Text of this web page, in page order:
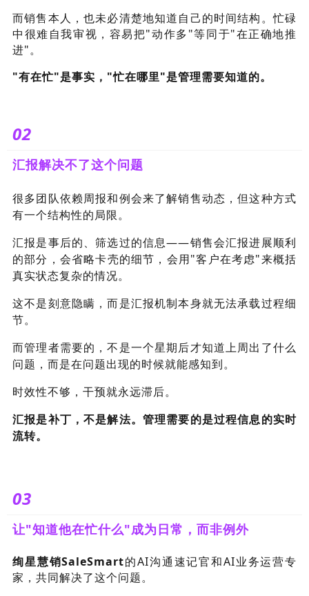
而销售本人，也未必清楚地知道自己的时间结构。忙碌
中很难自我审视，容易把"动作多"等同于"在正确地推
进"。
"有在忙"是事实，"忙在哪里"是管理需要知道的。
02
汇报解决不了这个问题
很多团队依赖周报和例会来了解销售动态，但这种方式
有一个结构性的局限。
汇报是事后的、筛选过的信息——销售会汇报进展顺利
的部分，会省略卡壳的细节，会用"客户在考虑"来概括
真实状态复杂的情况。
这不是刻意隐瞒，而是汇报机制本身就无法承载过程细
节。
而管理者需要的，不是一个星期后才知道上周出了什么
问题，而是在问题出现的时候就能感知到。
时效性不够，干预就永远滞后。
汇报是补丁，不是解法。管理需要的是过程信息的实时
流转。
03
让"知道他在忙什么"成为日常，而非例外
绚星慧销SaleSmart的AI沟通速记官和AI业务运营专
家，共同解决了这个问题。